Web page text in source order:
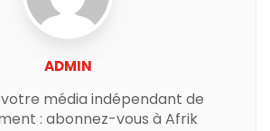
ADMIN
média indépendant de
: abonnez-vous à Afrik